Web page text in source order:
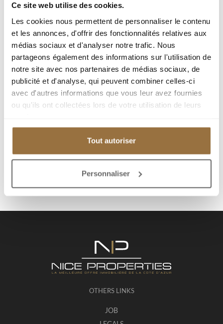
Ce site web utilise des cookies.
Les cookies nous permettent de personnaliser le contenu
et les annonces, d'offrir des fonctionnalités relatives aux
médias sociaux et d'analyser notre trafic. Nous
partageons également des informations sur l'utilisation de
notre site avec nos partenaires de médias sociaux, de
publicité et d'analyse, qui peuvent combiner celles-ci
avec d'autres informations que vous leur avez fournies
ou qu'ils ont collectées lors de votre utilisation de leurs
Tout autoriser
Personnaliser
Add to my selection
Download PDF
OTHERS LINKS
JOB